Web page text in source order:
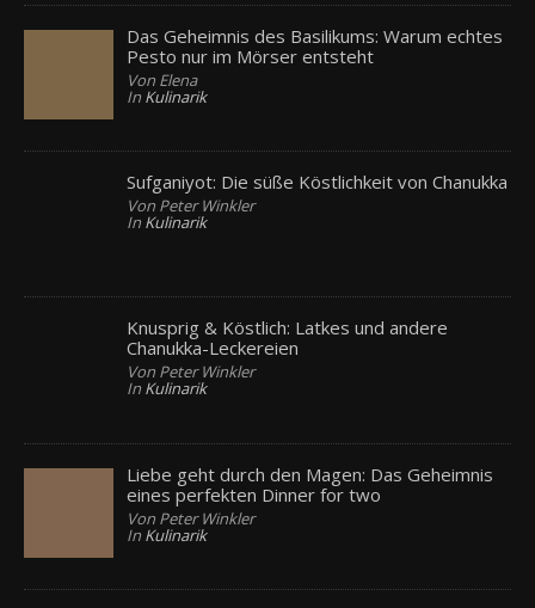
Das Geheimnis des Basilikums: Warum echtes
Pesto nur im Mörser entsteht
Von Elena
In Kulinarik
Sufganiyot: Die süße Köstlichkeit von Chanukka
Von Peter Winkler
In Kulinarik
Knusprig & Köstlich: Latkes und andere
Chanukka-Leckereien
Von Peter Winkler
In Kulinarik
Liebe geht durch den Magen: Das Geheimnis
eines perfekten Dinner for two
Von Peter Winkler
In Kulinarik